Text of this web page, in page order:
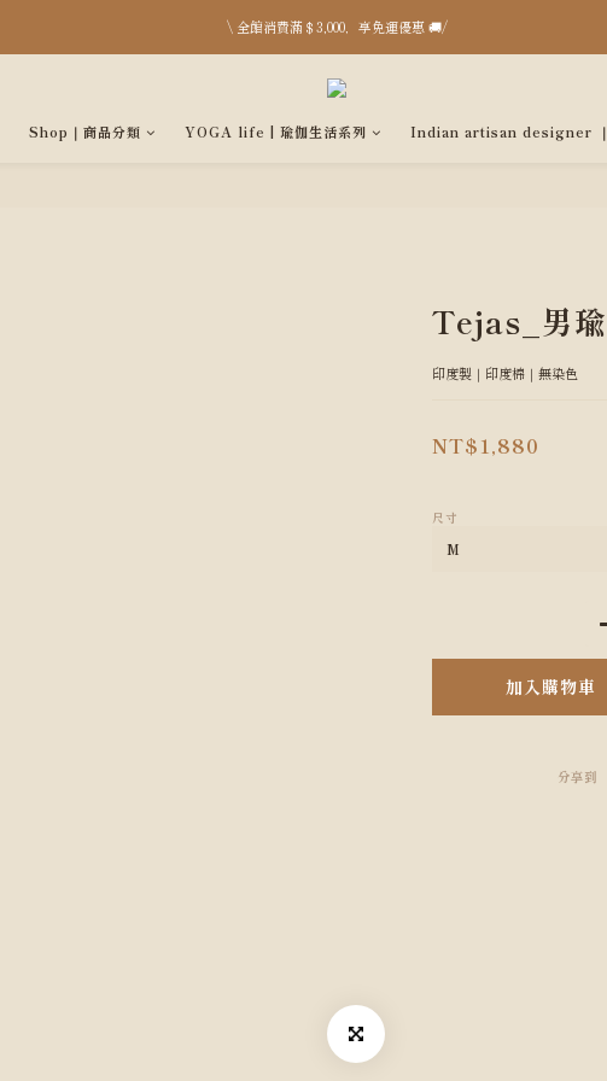
台中店 8月開放日：8/15、16、17、29、30、31 pm13:00-18:00；台北快閃 8/22、23
\ 全館消費滿＄3,000，享免運優惠 🚚/
台中店 8月開放日：8/15、16、17、29、30、31 pm13:00-18:00；台北快閃 8/22、23
Shop｜商品分類 YOGA life | 瑜伽生活系列 Indian artisan designer ｜
Tejas_男
印度製｜印度棉｜無染色
NT$1,880
尺寸
加入購物車
分享到